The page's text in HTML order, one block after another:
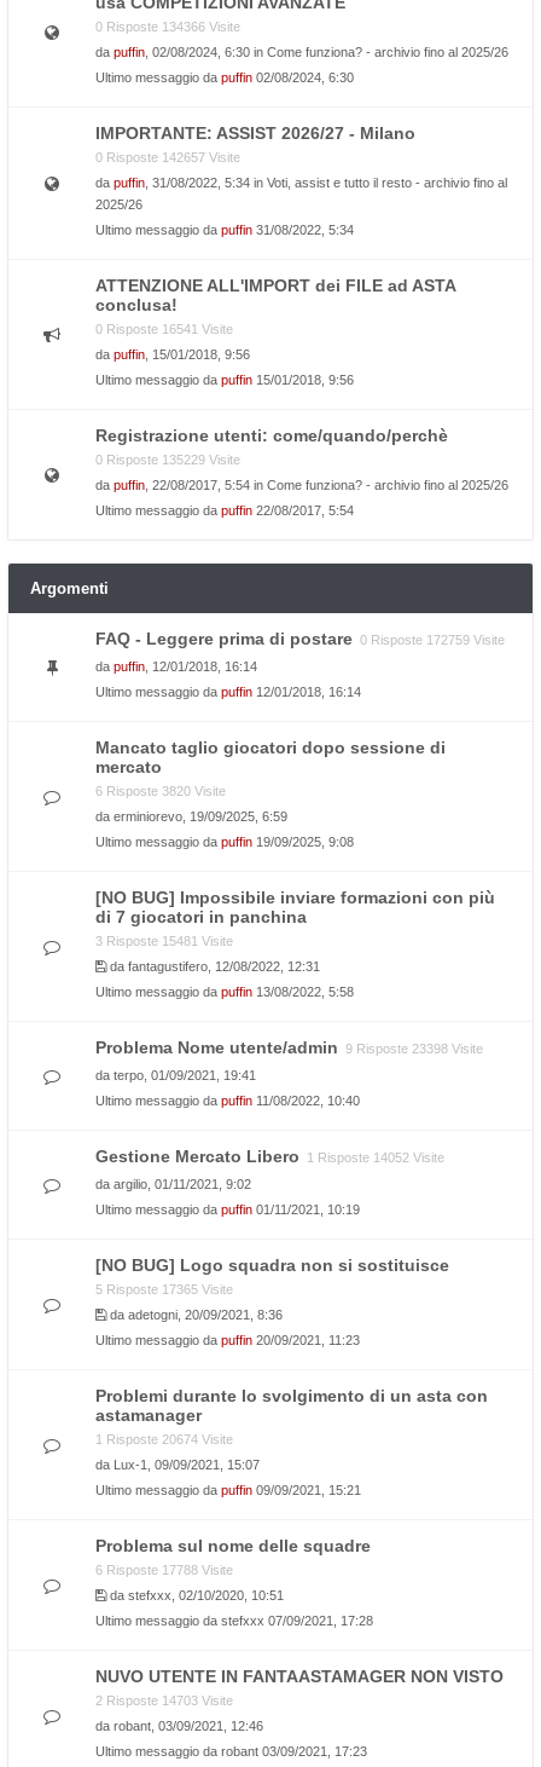
0 Risposte 134366 Visite
da puffin , 02/08/2024, 6:30 in Come funziona? - archivio fino al 2025/26
Ultimo messaggio da puffin 02/08/2024, 6:30
IMPORTANTE: ASSIST 2026/27 - Milano
0 Risposte 142657 Visite
da puffin , 31/08/2022, 5:34 in Voti, assist e tutto il resto - archivio fino al
2025/26
Ultimo messaggio da puffin 31/08/2022, 5:34
ATTENZIONE ALL'IMPORT dei FILE ad ASTA
conclusa!
0 Risposte 16541 Visite
da puffin , 15/01/2018, 9:56
Ultimo messaggio da puffin 15/01/2018, 9:56
Registrazione utenti: come/quando/perchè
0 Risposte 135229 Visite
da puffin , 22/08/2017, 5:54 in Come funziona? - archivio fino al 2025/26
Ultimo messaggio da puffin 22/08/2017, 5:54
Argomenti
FAQ - Leggere prima di postare 0 Risposte 172759 Visite
da puffin , 12/01/2018, 16:14
Ultimo messaggio da puffin 12/01/2018, 16:14
Mancato taglio giocatori dopo sessione di
mercato
6 Risposte 3820 Visite
da erminiorevo , 19/09/2025, 6:59
Ultimo messaggio da puffin 19/09/2025, 9:08
[NO BUG] Impossibile inviare formazioni con più
di 7 giocatori in panchina
3 Risposte 15481 Visite
da fantagustifero , 12/08/2022, 12:31
Ultimo messaggio da puffin 13/08/2022, 5:58
Problema Nome utente/admin 9 Risposte 23398 Visite
da terpo , 01/09/2021, 19:41
Ultimo messaggio da puffin 11/08/2022, 10:40
Gestione Mercato Libero
1 Risposte 14052 Visite
da argilio , 01/11/2021, 9:02
Ultimo messaggio da puffin 01/11/2021, 10:19
[NO BUG] Logo squadra non si sostituisce
5 Risposte 17365 Visite
da adetogni , 20/09/2021, 8:36
Ultimo messaggio da puffin 20/09/2021, 11:23
Problemi durante lo svolgimento di un asta con
astamanager
1 Risposte 20674 Visite
da Lux-1
, 09/09/2021, 15:07
Ultimo messaggio da puffin 09/09/2021, 15:21
Problema sul nome delle squadre
6 Risposte 17788 Visite
da stefxxx , 02/10/2020, 10:51
Ultimo messaggio da stefxxx 07/09/2021, 17:28
NUVO UTENTE IN FANTAASTAMAGER NON VISTO
2 Risposte 14703 Visite
da robant , 03/09/2021, 12:46
Ultimo messaggio da robant 03/09/2021, 17:23